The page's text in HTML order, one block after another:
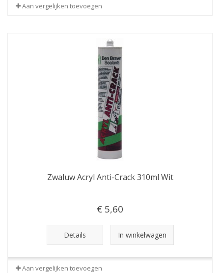
Aan vergelijken toevoegen
Zwaluw Acryl Anti-Crack 310ml Wit
€ 5,60
Details In winkelwagen
Aan vergelijken toevoegen